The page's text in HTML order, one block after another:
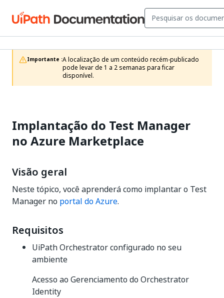
Importante :A localização de um conteúdo recém-publicado
pode levar de 1 a 2 semanas para ficar
disponível.
Implantação do Test Manager
no Azure Marketplace
Visão geral
Neste tópico, você aprenderá como implantar o Test
Manager no portal do Azure.
Requisitos
UiPath Orchestrator configurado no seu
ambiente
Acesso ao Gerenciamento do Orchestrator
Identity